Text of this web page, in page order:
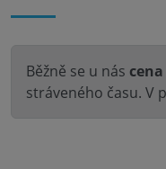
Běžně se u nás
stráveného času. V